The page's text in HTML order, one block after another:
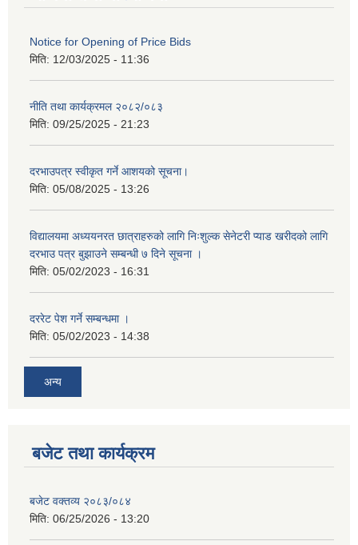
Notice for Opening of Price Bids
मिति: 12/03/2025 - 11:36
नीति तथा कार्यक्रमल २०८२/०८३
मिति: 09/25/2025 - 21:23
दरभाउपत्र स्वीकृत गर्ने आशयको सूचना।
मिति: 05/08/2025 - 13:26
विद्यालयमा अध्ययनरत छात्राहरुको लागि निःशुल्क सेनेटरी प्याड खरीदको लागि
दरभाउ पत्र बुझाउने सम्बन्धी ७ दिने सूचना ।
मिति: 05/02/2023 - 16:31
दररेट पेश गर्ने सम्बन्धमा ।
मिति: 05/02/2023 - 14:38
अन्य
बजेट तथा कार्यक्रम
बजेट वक्तव्य २०८३/०८४
मिति: 06/25/2026 - 13:20